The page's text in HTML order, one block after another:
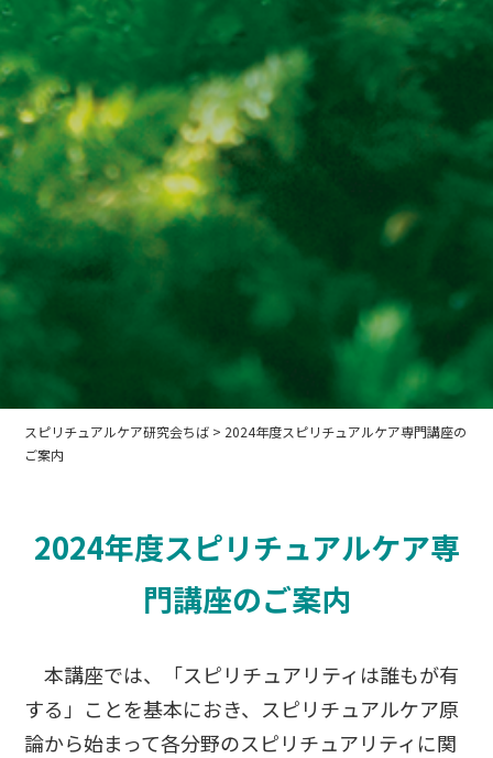
スピリチュアルケア研究会ちば > 2024年度スピリチュアルケア専門講座の
ご案内
2024年度スピリチュアルケア専
門講座のご案内
本講座では、「スピリチュアリティは誰もが有
する」ことを基本におき、スピリチュアルケア原
論から始まって各分野のスピリチュアリティに関